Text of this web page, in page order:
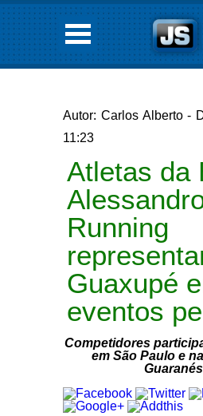
Autor: Carlos Alberto -
11:23
Atletas da
Running
Guaxupé
eventos
Competidores
em São Paulo e